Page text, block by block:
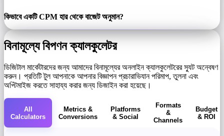
কিভাবে একটি CPM হার থেকে বাজেট অনুমান?
বিনামূল্যে বিপণন ক্যালকুলেটর
ডিজিটাল মার্কেটারদের জন্য আমাদের বিনামূল্যের অনলাইন ক্যালকুলেটরের স্যুট অন্বেষণ
করুন। প্রতিটি টুল আপনাকে আপনার বিজ্ঞাপন প্রচারাভিযান পরিমাপ, তুলনা এবং
অপ্টিমাইজ করতে সাহায্য করার জন্য ডিজাইন করা হয়েছে।
All
Calculators
Metrics &
Conversions
Platforms
& Social
Formats
&
Channels
Budget
& ROI